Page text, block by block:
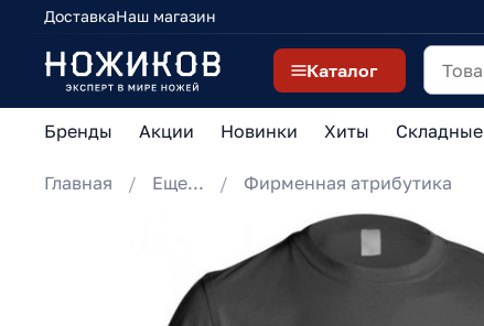
ДоставкаНаш магазин
Каталог
Бренды Акции Новинки Хиты Складные
Главная Еще... Фирменная атрибутика